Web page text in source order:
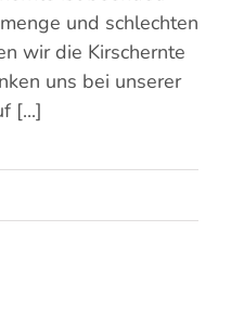
und schlechten
wir die Kirschernte
uns bei unserer
[...]